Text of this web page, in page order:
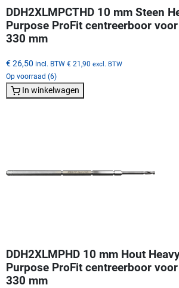
DDH2XLMPCTHD 10 mm Steen
Purpose ProFit centreerboor
330 mm
€ 26,50 incl. BTW € 21,90 excl. BTW
Op voorraad (6)
In winkelwagen
DDH2XLMPHD 10 mm Hout
Purpose ProFit centreerboor
330 mm